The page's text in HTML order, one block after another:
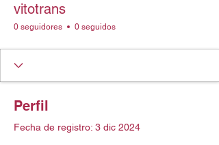
vitotrans
0 seguidores 0 seguidos
Perfil
Fecha de registro: 3 dic 2024